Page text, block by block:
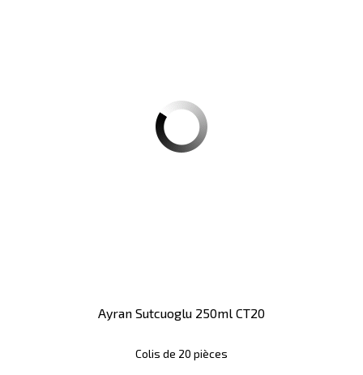
Ayran Sutcuoglu 250ml CT20
Colis de 20 pièces